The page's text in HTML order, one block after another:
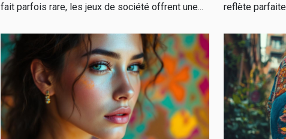
fait parfois rare, les jeux de société offrent une...
reflète